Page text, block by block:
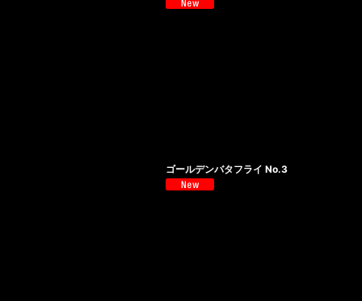
ゴールデンバタフライ No.3